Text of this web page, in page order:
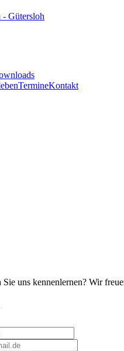
- Gütersloh
TermineKontakt
uns kennenlernen? Wir